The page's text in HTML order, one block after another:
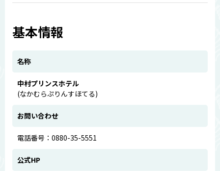
基本情報
名称
中村プリンスホテル
(なかむらぷりんすほてる)
お問い合わせ
電話番号：0880-35-5551
公式HP